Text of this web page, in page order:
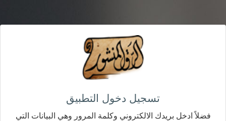
تسجيل دخول التطبيق
فضلاً ادخل بريدك الالكتروني وكلمة المرور وهي البيانات التي